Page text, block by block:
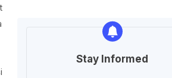
Stay Informed